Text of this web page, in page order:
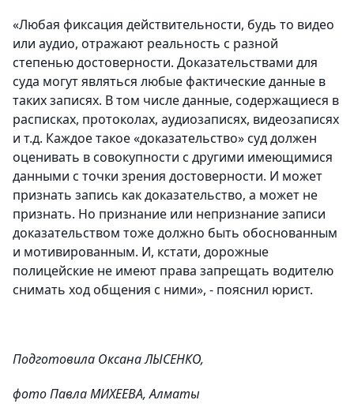
«Любая фиксация действительности, будь то видео
или аудио, отражают реальность с разной
степенью достоверности. Доказательствами для
суда могут являться любые фактические данные в
таких записях. В том числе данные, содержащиеся в
расписках, протоколах, аудиозаписях, видеозаписях
и т.д. Каждое такое «доказательство» суд должен
оценивать в совокупности с другими имеющимися
данными с точки зрения достоверности. И может
признать запись как доказательство, а может не
признать. Но признание или непризнание записи
доказательством тоже должно быть обоснованным
и мотивированным. И, кстати, дорожные
полицейские не имеют права запрещать водителю
снимать ход общения с ними», - пояснил юрист.
Подготовила Оксана ЛЫСЕНКО,
фото Павла МИХЕЕВА, Алматы